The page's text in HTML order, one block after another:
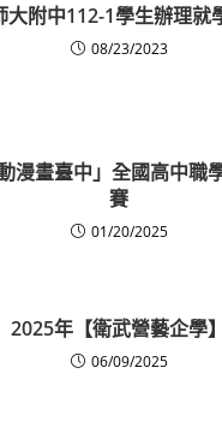
大附中112-1學生辦理就
08/23/2023
漫畫臺中」全國高中職
賽
01/20/2025
2025年【衛武營藝企學】
06/09/2025